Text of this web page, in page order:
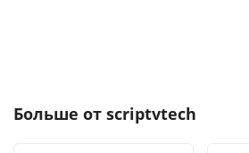
Больше от scriptvtech